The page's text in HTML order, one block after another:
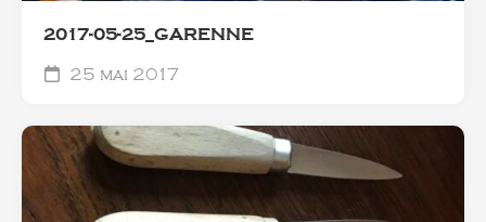
2017-05-25_GARENNE
25 mai 2017